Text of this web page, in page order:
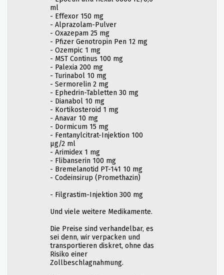
ml
- Effexor 150 mg
- Alprazolam-Pulver
- Oxazepam 25 mg
- Pfizer Genotropin Pen 12 mg
- Ozempic 1 mg
- MST Continus 100 mg
- Palexia 200 mg
- Turinabol 10 mg
- Sermorelin 2 mg
- Ephedrin-Tabletten 30 mg
- Dianabol 10 mg
- Kortikosteroid 1 mg
- Anavar 10 mg
- Dormicum 15 mg
- Fentanylcitrat-Injektion 100
µg/2 ml
- Arimidex 1 mg
- Flibanserin 100 mg
- Bremelanotid PT-141 10 mg
- Codeinsirup (Promethazin)
- Filgrastim-Injektion 300 mg
Und viele weitere Medikamente.
Die Preise sind verhandelbar, es
sei denn, wir verpacken und
transportieren diskret, ohne das
Risiko einer
Zollbeschlagnahmung.